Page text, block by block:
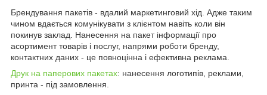
Брендування пакетів - вдалий маркетинговий хід. Адже таким
чином вдається комунікувати з клієнтом навіть коли він
покинув заклад. Нанесення на пакет інформації про
асортимент товарів і послуг, напрями роботи бренду,
контактних даних - це повноцінна і ефективна реклама.
Друк на паперових пакетах: нанесення логотипів, реклами,
принта - під замовлення.